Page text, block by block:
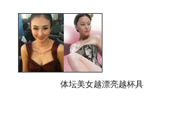
体坛美女越漂亮越杯具